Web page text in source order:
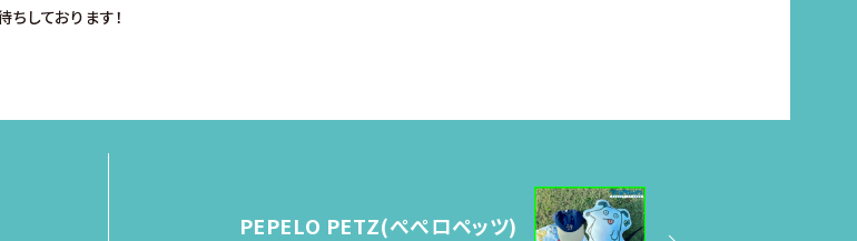
しております！
PEPELO PETZ(ぺぺロペッツ)